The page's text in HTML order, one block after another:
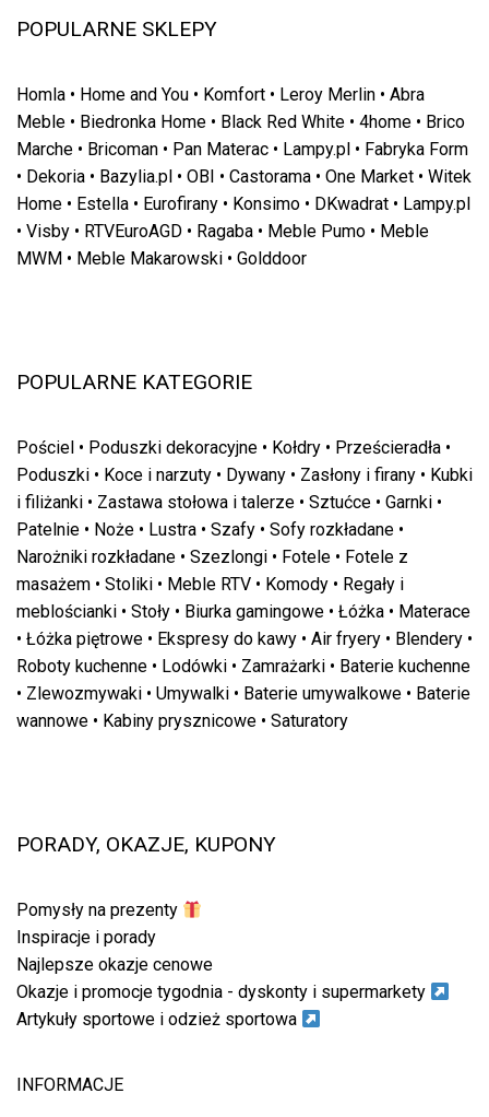
POPULARNE SKLEPY
Homla • Home and You • Komfort • Leroy Merlin • Abra
Meble • Biedronka Home • Black Red White • 4home • Brico
Marche • Bricoman • Pan Materac • Lampy.pl • Fabryka Form
• Dekoria • Bazylia.pl • OBI • Castorama • One Market • Witek
Home • Estella • Eurofirany • Konsimo • DKwadrat • Lampy.pl
• Visby • RTVEuroAGD • Ragaba • Meble Pumo • Meble
MWM • Meble Makarowski • Golddoor
POPULARNE KATEGORIE
Pościel • Poduszki dekoracyjne • Kołdry • Prześcieradła •
Poduszki • Koce i narzuty • Dywany • Zasłony i firany • Kubki
i filiżanki • Zastawa stołowa i talerze • Sztućce • Garnki •
Patelnie • Noże • Lustra • Szafy • Sofy rozkładane •
Narożniki rozkładane • Szezlongi • Fotele • Fotele z
masażem • Stoliki • Meble RTV • Komody • Regały i
meblościanki • Stoły • Biurka gamingowe • Łóżka • Materace
• Łóżka piętrowe • Ekspresy do kawy • Air fryery • Blendery •
Roboty kuchenne • Lodówki • Zamrażarki • Baterie kuchenne
• Zlewozmywaki • Umywalki • Baterie umywalkowe • Baterie
wannowe • Kabiny prysznicowe • Saturatory
PORADY, OKAZJE, KUPONY
Pomysły na prezenty
Inspiracje i porady
Najlepsze okazje cenowe
Okazje i promocje tygodnia - dyskonty i supermarkety
Artykuły sportowe i odzież sportowa
INFORMACJE